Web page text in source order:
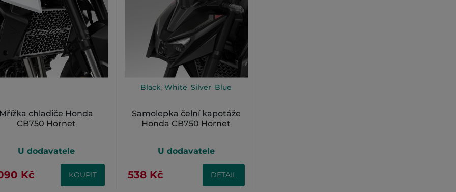
chladiče Honda
CB750 Hornet
U dodavatele
Kč KOUPIT
Black ,White ,Silver Blue
Samolepka čelní kapotáže
Honda CB750 Hornet
U dodavatele
538 Kč DETAIL